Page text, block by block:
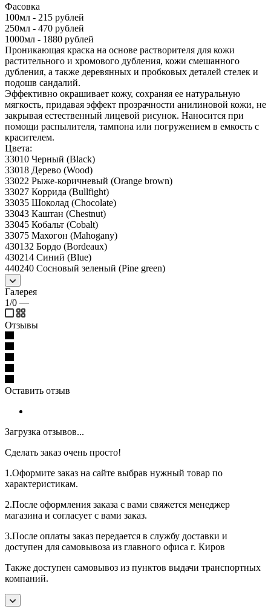
Фасовка
100мл - 215 рублей
250мл - 470 рублей
1000мл - 1880 рублей
Проникающая краска на основе растворителя для кожи
растительного и хромового дубления, кожи смешанного
дубления, а также деревянных и пробковых деталей стелек и
подошв сандалий.
Эффективно окрашивает кожу, сохраняя ее натуральную
мягкость, придавая эффект прозрачности анилиновой кожи, не
закрывая естественный лицевой рисунок. Наносится при
помощи распылителя, тампона или погружением в емкость с
красителем.
Цвета:
33010 Черный (Black)
33018 Дерево (Wood)
33022 Рыже-коричневый (Orange brown)
33027 Коррида (Bullfight)
33035 Шоколад (Chocolate)
33043 Каштан (Chestnut)
33045 Кобальт (Cobalt)
33075 Махогон (Mahogany)
430132 Бордо (Bordeaux)
430214 Синий (Blue)
440240 Сосновый зеленый (Pine green)
Галерея
1/0 —
Отзывы
Оставить отзыв
Загрузка отзывов...
Сделать заказ очень просто!
1.Оформите заказ на сайте выбрав нужный товар по
характеристикам.
2.После оформления заказа с вами свяжется менеджер
магазина и согласует с вами заказ.
3.После оплаты заказ передается в службу доставки и
доступен для самовывоза из главного офиса г. Киров
Также доступен самовывоз из пунктов выдачи транспортных
компаний.